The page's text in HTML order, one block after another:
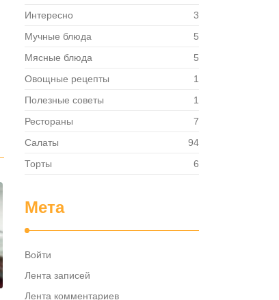
Интересно
3
Мучные блюда
5
Мясные блюда
5
Овощные рецепты
1
Полезные советы
1
Рестораны
7
Салаты
94
Торты
6
Мета
Войти
Лента записей
Лента комментариев